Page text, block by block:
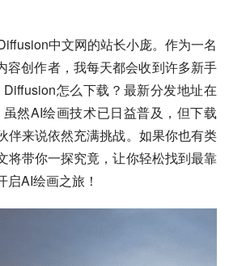
中文网的站长小庞。作为一名
容创作者，我每天都会收到许多新手
Diffusion怎么下载？最新分发地址在
然AI绘画技术已日益普及，但下载
伴来说依然充满挑战。如果你也有类
将带你一探究竟，让你轻松找到最靠
AI绘画之旅！